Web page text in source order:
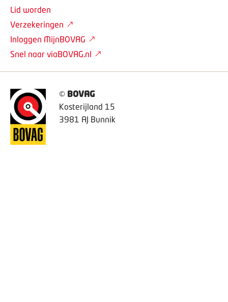
© BOVAG
Kosterijland 15
3981 AJ Bunnik
Lid worden
Verzekeringen
Inloggen MijnBOVAG
Snel naar viaBOVAG.nl